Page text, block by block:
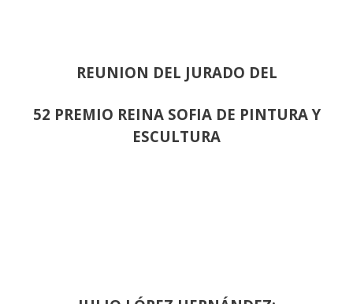
REUNION DEL JURADO DEL
52 PREMIO REINA SOFIA DE PINTURA Y
ESCULTURA